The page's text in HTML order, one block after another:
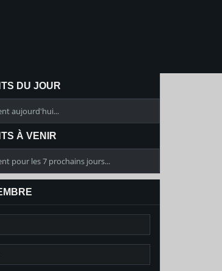
DU JOUR
aujourd'hui...
À VENIR
pour les 7 prochains jours...